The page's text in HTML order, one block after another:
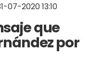
07-2020 13:10
que
por